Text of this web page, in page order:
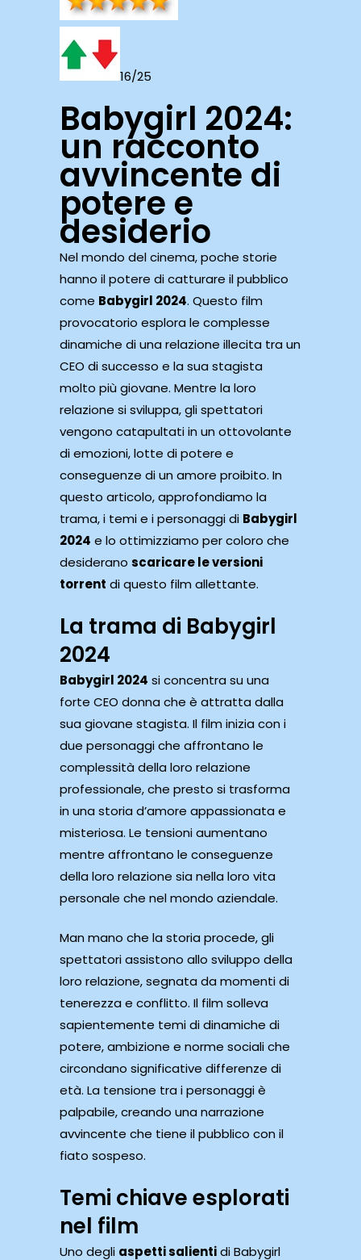
16/25
Babygirl 2024:
un racconto
avvincente di
potere e
desiderio
Nel mondo del cinema, poche storie
hanno il potere di catturare il pubblico
come Babygirl 2024. Questo film
provocatorio esplora le complesse
dinamiche di una relazione illecita tra un
CEO di successo e la sua stagista
molto più giovane. Mentre la loro
relazione si sviluppa, gli spettatori
vengono catapultati in un ottovolante
di emozioni, lotte di potere e
conseguenze di un amore proibito. In
questo articolo, approfondiamo la
trama, i temi e i personaggi di Babygirl
2024 e lo ottimizziamo per coloro che
desiderano scaricare le versioni
torrent di questo film allettante.
La trama di Babygirl
2024
Babygirl 2024 si concentra su una
forte CEO donna che è attratta dalla
sua giovane stagista. Il film inizia con i
due personaggi che affrontano le
complessità della loro relazione
professionale, che presto si trasforma
in una storia d’amore appassionata e
misteriosa. Le tensioni aumentano
mentre affrontano le conseguenze
della loro relazione sia nella loro vita
personale che nel mondo aziendale.
Man mano che la storia procede, gli
spettatori assistono allo sviluppo della
loro relazione, segnata da momenti di
tenerezza e conflitto. Il film solleva
sapientemente temi di dinamiche di
potere, ambizione e norme sociali che
circondano significative differenze di
età. La tensione tra i personaggi è
palpabile, creando una narrazione
avvincente che tiene il pubblico con il
fiato sospeso.
Temi chiave esplorati
nel film
Uno degli aspetti salientidi Babygirl